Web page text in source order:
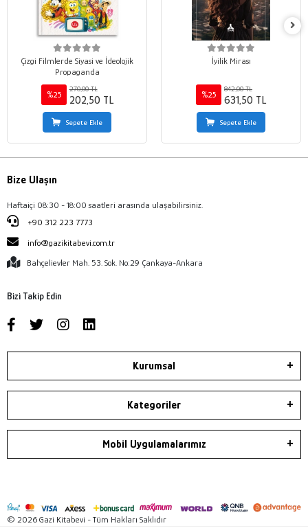
Çizgi Filmlerde Siyasi ve İdeolojik
Propaganda
%25
270,00 TL
202,50 TL
Sepete Ekle
İyilik Mirası
%25
842,00 TL
631,50 TL
Sepete Ekle
Bize Ulaşın
Haftaiçi 08:30 - 18:00 saatleri arasında ulaşabilirsiniz.
+90 312 223 7773
info@gazikitabevi.com.tr
Bahçelievler Mah. 53. Sok. No:29 Çankaya-Ankara
Bizi Takip Edin
Kurumsal
Kategoriler
Mobil Uygulamalarımız
© 2026 Gazi Kitabevi - Tüm Hakları Saklıdır